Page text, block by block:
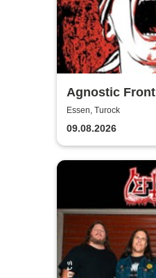
Agnostic Front
Essen, Turock
09.08.2026